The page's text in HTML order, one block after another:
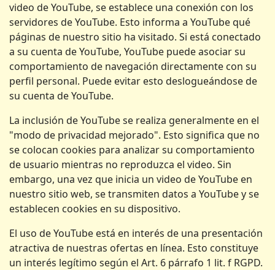
video de YouTube, se establece una conexión con los
servidores de YouTube. Esto informa a YouTube qué
páginas de nuestro sitio ha visitado. Si está conectado
a su cuenta de YouTube, YouTube puede asociar su
comportamiento de navegación directamente con su
perfil personal. Puede evitar esto deslogueándose de
su cuenta de YouTube.
La inclusión de YouTube se realiza generalmente en el
"modo de privacidad mejorado". Esto significa que no
se colocan cookies para analizar su comportamiento
de usuario mientras no reproduzca el video. Sin
embargo, una vez que inicia un video de YouTube en
nuestro sitio web, se transmiten datos a YouTube y se
establecen cookies en su dispositivo.
El uso de YouTube está en interés de una presentación
atractiva de nuestras ofertas en línea. Esto constituye
un interés legítimo según el Art. 6 párrafo 1 lit. f RGPD.